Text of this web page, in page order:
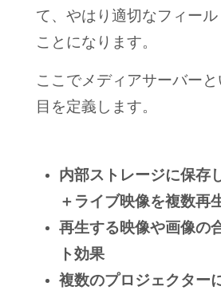
て、やはり適切なフィー
ことになります。
ここでメディアサーバー
目を定義します。
内部ストレージに保存
＋ライブ映像を複数再
再生する映像や画像の
ト効果
複数のプロジェクター